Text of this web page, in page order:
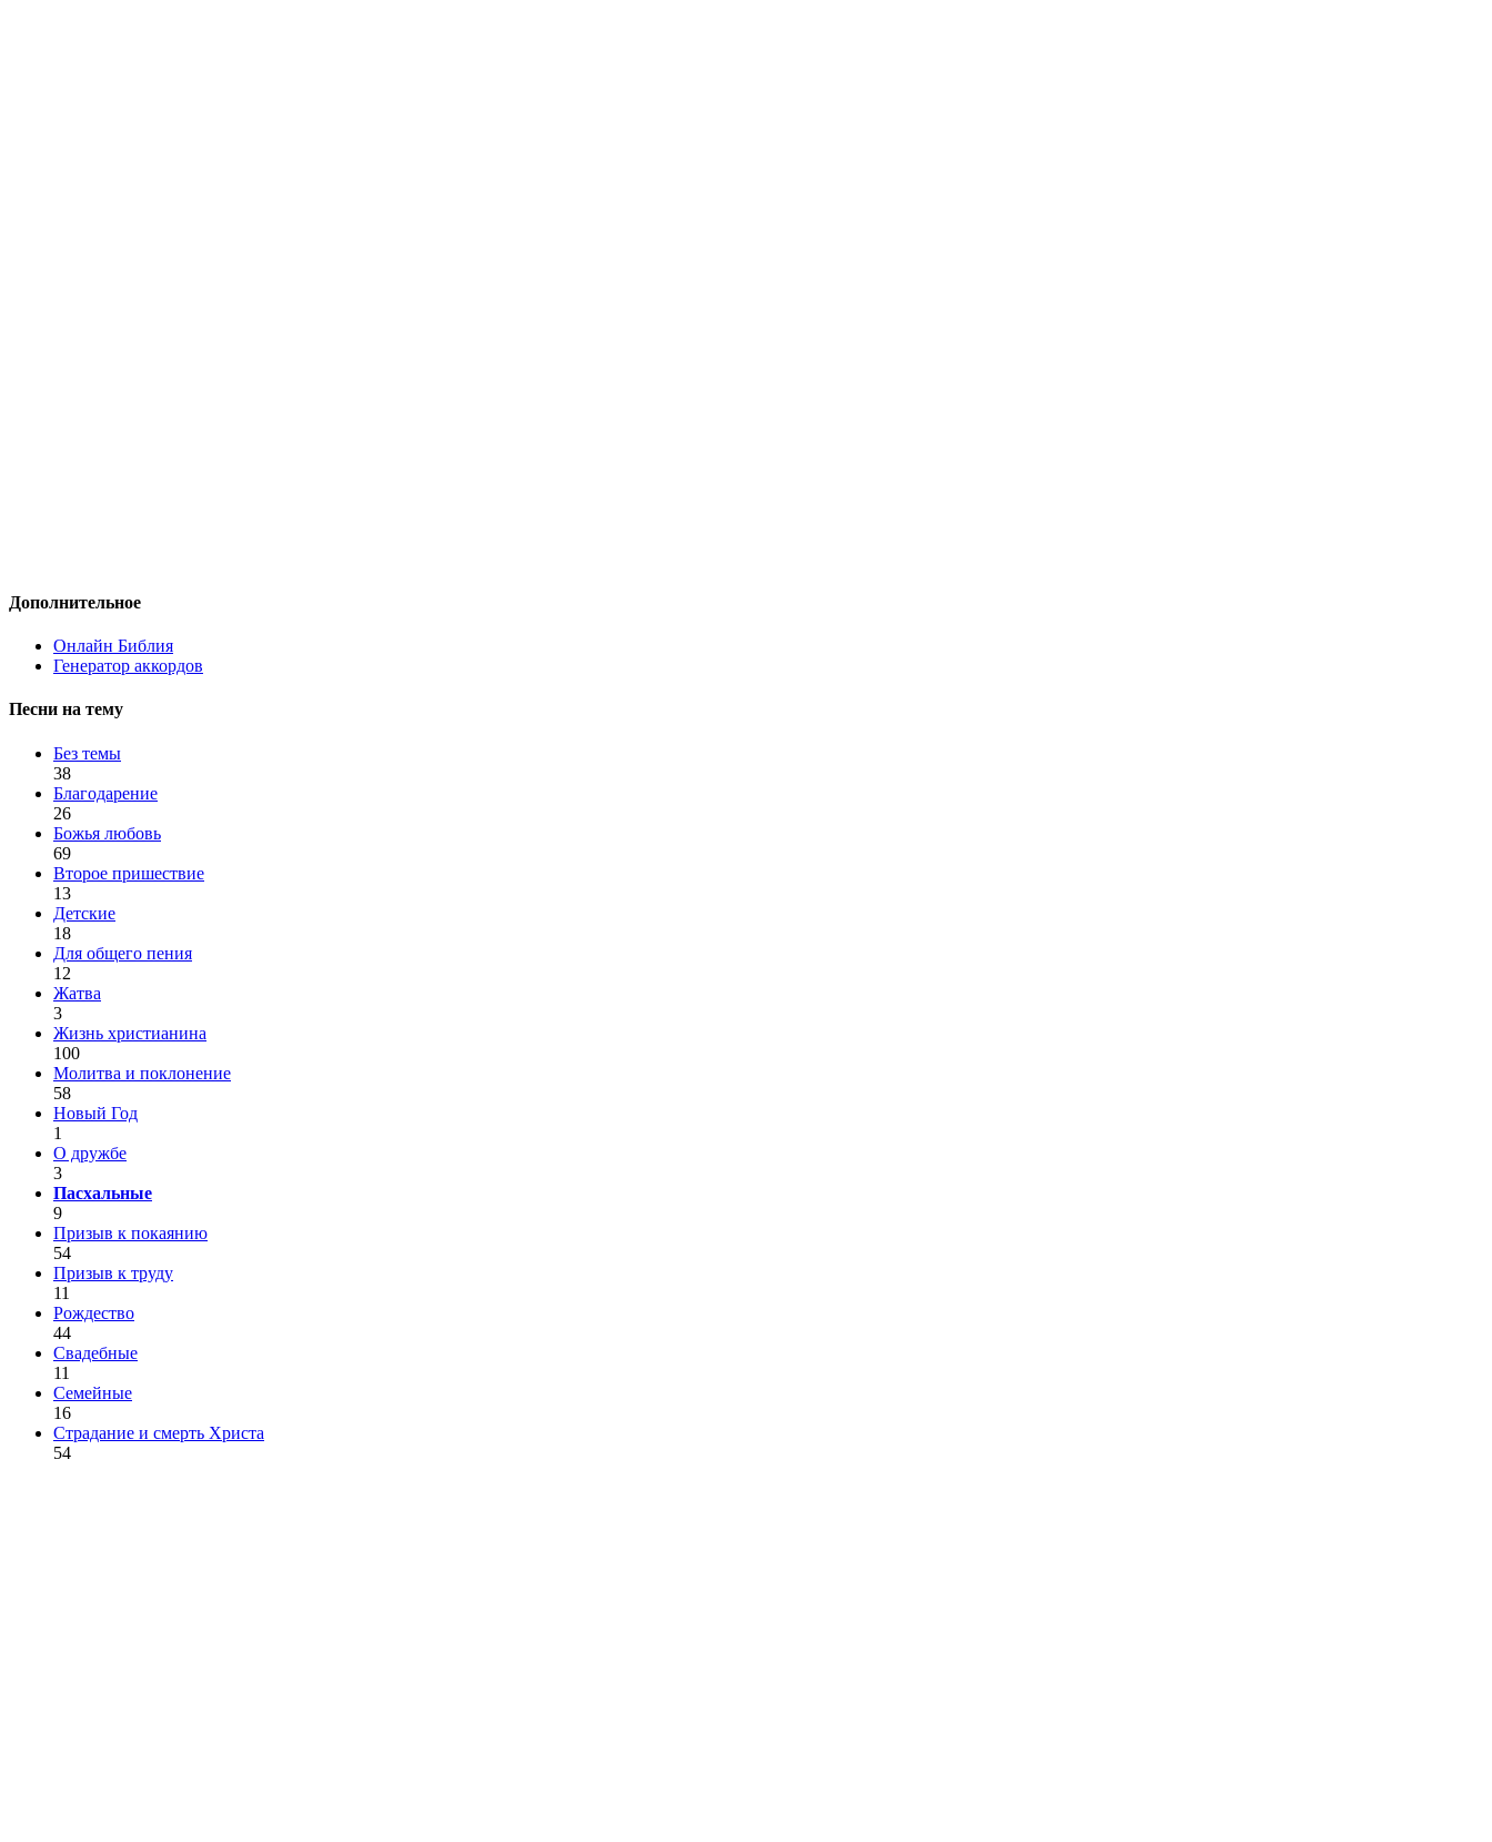
Дополнительное
Онлайн Библия
Генератор аккордов
Песни на тему
Без темы
38
Благодарение
26
Божья любовь
69
Второе пришествие
13
Детские
18
Для общего пения
12
Жатва
3
Жизнь христианина
100
Молитва и поклонение
58
Новый Год
1
О дружбе
3
Пасхальные
9
Призыв к покаянию
54
Призыв к труду
11
Рождество
44
Свадебные
11
Семейные
16
Страдание и смерть Христа
54